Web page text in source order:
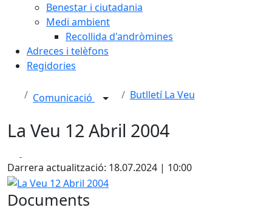
Benestar i ciutadania
Medi ambient
Recollida d'andròmines
Adreces i telèfons
Regidories
Comunicació Butlletí La Veu
La Veu 12 Abril 2004
Darrera actualització: 18.07.2024 | 10:00
La Veu 12 Abril 2004
Documents